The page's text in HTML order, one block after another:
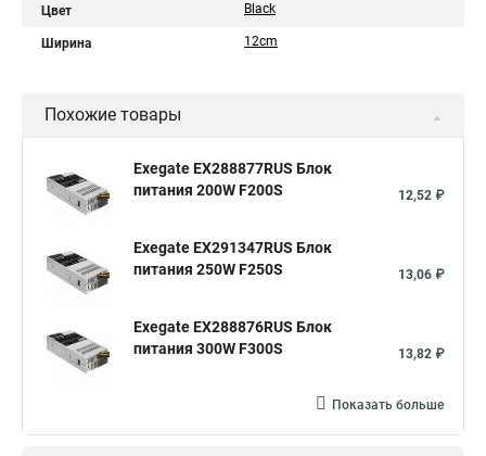
Цвет Black
Ширина 12cm
Похожие товары
Exegate EX288877RUS Блок
питания 200W F200S
12,52 ₽
Exegate EX291347RUS Блок
питания 250W F250S
13,06 ₽
Exegate EX288876RUS Блок
питания 300W F300S
13,82 ₽
Показать больше